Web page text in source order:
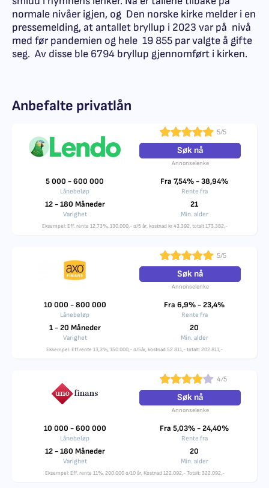
normale nivåer igjen, og Den norske kirke melder i en
pressemelding, at antallet bryllup i 2023 var på nivå
med før pandemien og hele 19 855 par valgte å gifte
seg. Av disse ble 6794 bryllup gjennomført i kirken.
Anbefalte privatlån
5/5
Søk nå
Annonselenke
5 000 - 600 000
Lånebeløp
Fra 7,54% - 38,94%
Rente fra
12 - 180 Måneder
Varighet
21
Min. alder
Eksempel: Eff. rente 12,73%, 130.000,- o/5 år, kostnad kr 43.392, totalt 173.382,-
5/5
Søk nå
Annonselenke
10 000 - 800 000
Lånebeløp
Fra 6,9% - 23,4%
Rente fra
1 - 20 Måneder
Varighet
20
Min. alder
Eksempel: Eff.rente 13,3%, 150 000,- o/5år, kostnad 52 811,- totalt: 202 811,-
4/5
Søk nå
Annonselenke
10 000 - 600 000
Lånebeløp
Fra 5,03% - 24,40%
Rente fra
12 - 180 Måneder
Varighet
20
Min. alder
Eksempel: Eff. rente 11%, 200.000 o/10 år, Kostnad 122.092,- Totalt: 322.092,-